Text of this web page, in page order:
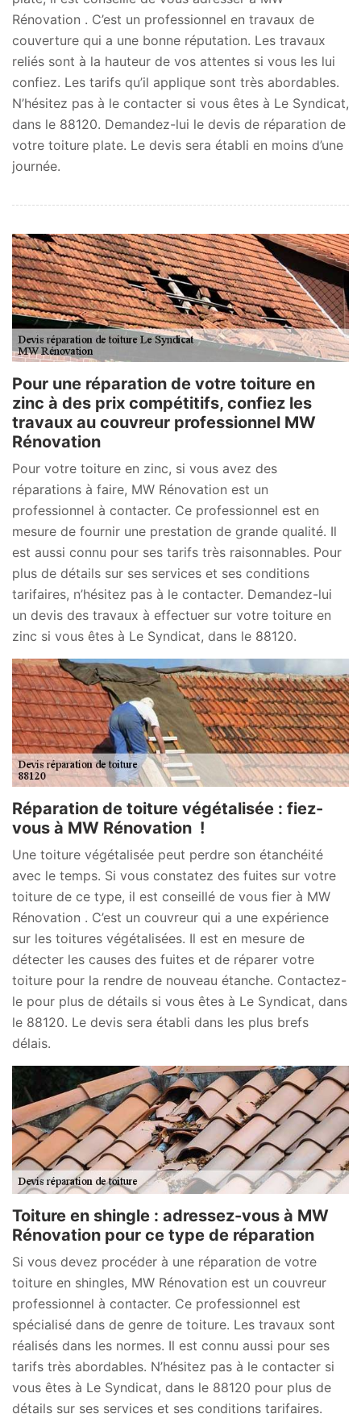
Rénovation . C’est un professionnel en travaux de
couverture qui a une bonne réputation. Les travaux
reliés sont à la hauteur de vos attentes si vous les lui
confiez. Les tarifs qu’il applique sont très abordables.
N’hésitez pas à le contacter si vous êtes à Le Syndicat,
dans le 88120. Demandez-lui le devis de réparation de
votre toiture plate. Le devis sera établi en moins d’une
journée.
Pour une réparation de votre toiture en
zinc à des prix compétitifs, confiez les
travaux au couvreur professionnel MW
Rénovation
Pour votre toiture en zinc, si vous avez des
réparations à faire, MW Rénovation est un
professionnel à contacter. Ce professionnel est en
mesure de fournir une prestation de grande qualité. Il
est aussi connu pour ses tarifs très raisonnables. Pour
plus de détails sur ses services et ses conditions
tarifaires, n’hésitez pas à le contacter. Demandez-lui
un devis des travaux à effectuer sur votre toiture en
zinc si vous êtes à Le Syndicat, dans le 88120.
Réparation de toiture végétalisée : fiez-
vous à MW Rénovation !
Une toiture végétalisée peut perdre son étanchéité
avec le temps. Si vous constatez des fuites sur votre
toiture de ce type, il est conseillé de vous fier à MW
Rénovation . C’est un couvreur qui a une expérience
sur les toitures végétalisées. Il est en mesure de
détecter les causes des fuites et de réparer votre
toiture pour la rendre de nouveau étanche. Contactez-
le pour plus de détails si vous êtes à Le Syndicat, dans
le 88120. Le devis sera établi dans les plus brefs
délais.
Toiture en shingle : adressez-vous à MW
Rénovation pour ce type de réparation
Si vous devez procéder à une réparation de votre
toiture en shingles, MW Rénovation est un couvreur
professionnel à contacter. Ce professionnel est
spécialisé dans de genre de toiture. Les travaux sont
réalisés dans les normes. Il est connu aussi pour ses
tarifs très abordables. N’hésitez pas à le contacter si
vous êtes à Le Syndicat, dans le 88120 pour plus de
détails sur ses services et ses conditions tarifaires.